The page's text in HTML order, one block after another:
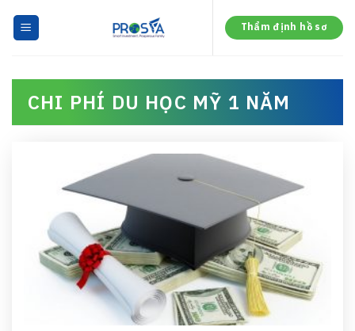
Thẩm định hồ sơ
CHI PHÍ DU HỌC MỸ 1 NĂM